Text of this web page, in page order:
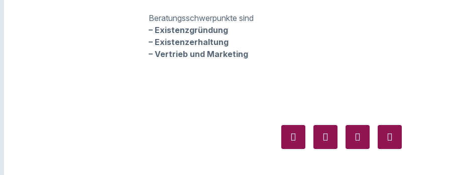
Beratungsschwerpunkte sind
– Existenzgründung
– Existenzerhaltung
– Vertrieb und Marketing